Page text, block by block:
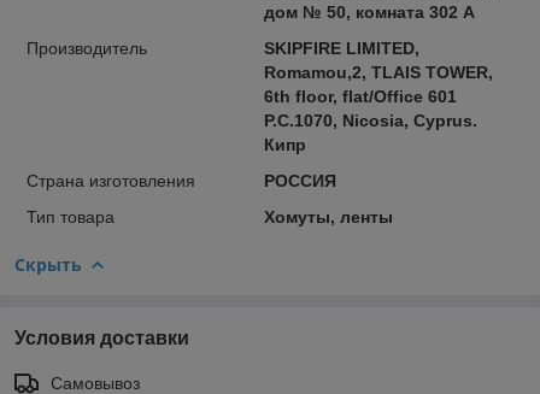
дом № 50, комната 302 А
Производитель
SKIPFIRE LIMITED,
Romamou,2, TLAIS TOWER,
6th floor, flat/Office 601
P.C.1070, Nicosia, Cyprus.
Кипр
Страна изготовления
РОССИЯ
Тип товара
Хомуты, ленты
Скрыть
Условия доставки
Самовывоз